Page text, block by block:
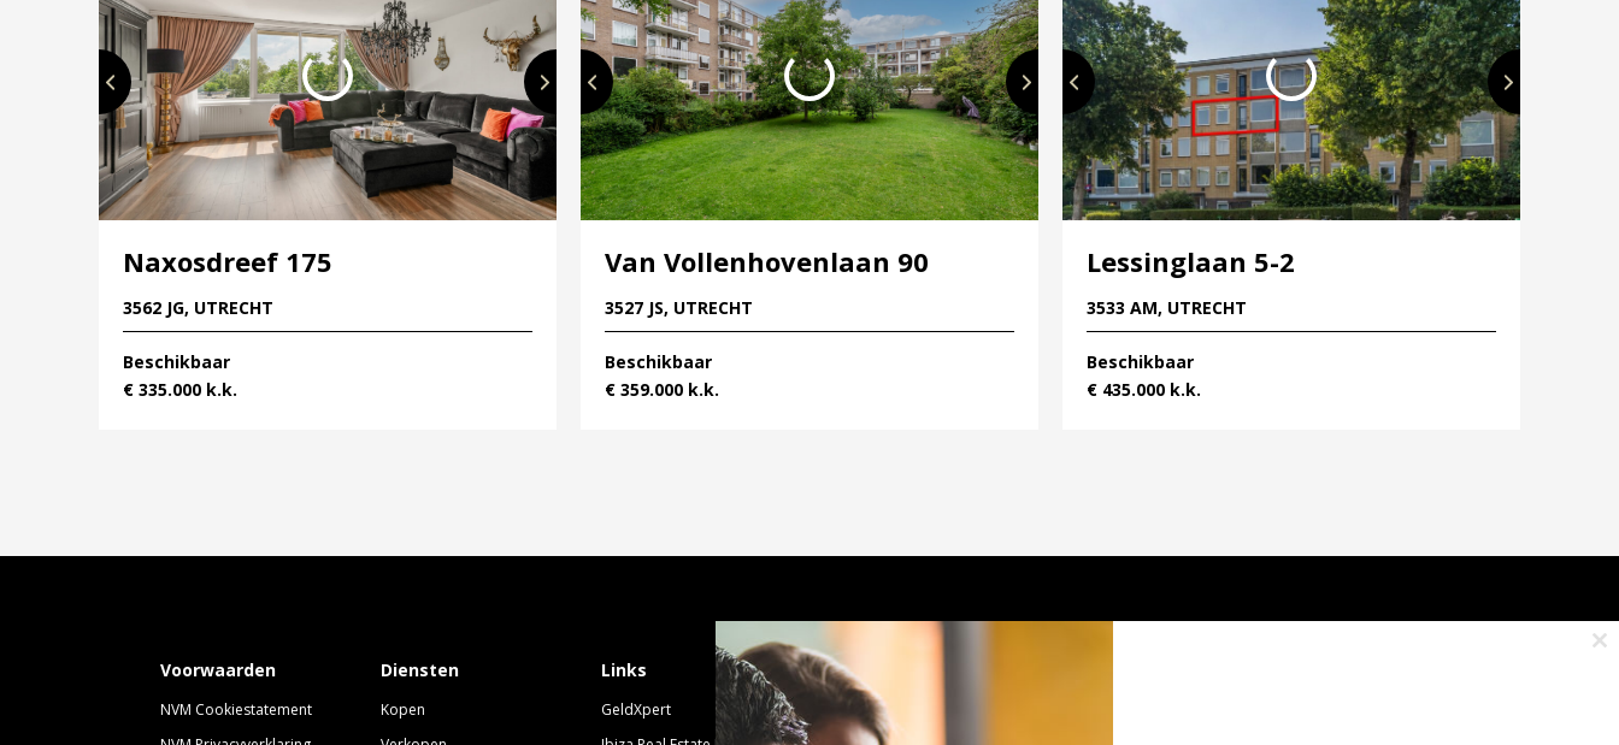
Naxosdreef 175
3562 JG, UTRECHT
Beschikbaar
€ 335.000 k.k.
Van Vollenhovenlaan 90
3527 JS, UTRECHT
Beschikbaar
€ 359.000 k.k.
Lessinglaan 5-2
3533 AM, UTRECHT
Beschikbaar
€ 435.000 k.k.
Voorwaarden
NVM Cookiestatement
Diensten
Kopen
Links
GeldXpert
Schrijf je in voor onze nieuwsbrief.
Nieuwsbrief Nieuwbouw